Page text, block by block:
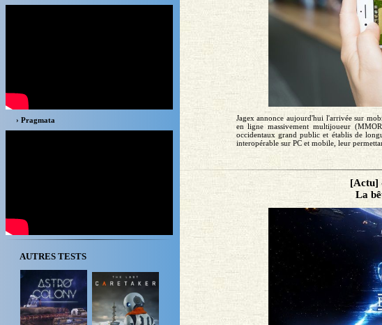
› Pragmata
AUTRES TESTS
Jagex annonce aujourd'hui l'arrivée sur
en ligne massivement multijoueur
occidentaux grand public et établis de
interopérable sur PC et mobile, leur
[Actu]
La